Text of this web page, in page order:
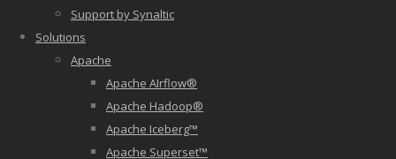
Support by Synaltic
Solutions
Apache
Apache AIrflow®
Apache Hadoop®
Apache Iceberg™
Apache Superset™